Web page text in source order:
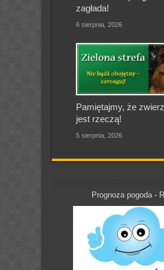
zagłada!
6 sierpnia, 2026
Pamiętajmy, że
jest rzeczą!
5 sierpnia, 2026
Prognoza pogoda -